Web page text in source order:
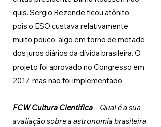
quis. Sergio Rezende ficou atônito,
pois o ESO custava relativamente
muito pouco, algo em torno de metade
dos juros diários da dívida brasileira. O
projeto foi aprovado no Congresso em
2017, mas não foi implementado.
FCW Cultura Científica – Qual é a sua
avaliação sobre a astronomia brasileira